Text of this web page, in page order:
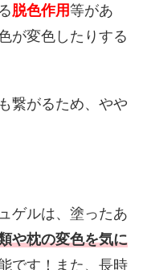
脱色作用等があ
が変色したりする
繋がるため、やや
ゲルは、塗ったあ
や枕の変色を気に
です！また、長時